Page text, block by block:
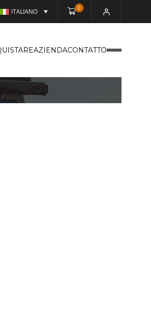
ITALIANO 0
AZIENDACONTATTO